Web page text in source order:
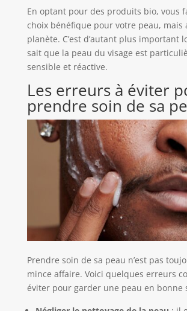
En optant pour des produits bio, vous
choix bénéfique pour votre peau, mais
planète. C’est d’autant plus important
sait que la peau du visage est
sensible et réactive.
Les erreurs à éviter
prendre soin de sa
Prendre soin de sa peau n’est pas
mince affaire. Voici quelques erreurs
éviter pour garder une peau en bonne